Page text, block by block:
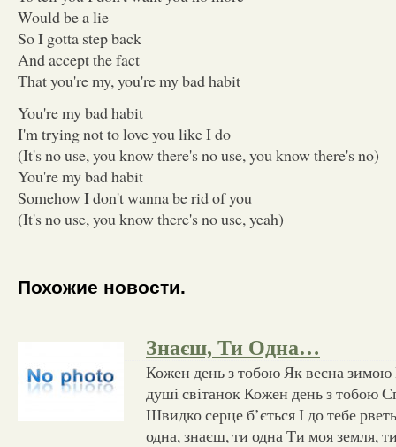
Would be a lie
So I gotta step back
And accept the fact
That you're my, you're my bad habit
You're my bad habit
I'm trying not to love you like I do
(It's no use, you know there's no use, you know there's no)
You're my bad habit
Somehow I don't wanna be rid of you
(It's no use, you know there's no use, yeah)
Похожие новости.
Знаєш, Ти Одна…
Кожен день з тобою Як весна зимою
душі світанок Кожен день з тобою
Швидко серце б’ється І до тебе
одна, знаєш, ти одна Ти моя земля,